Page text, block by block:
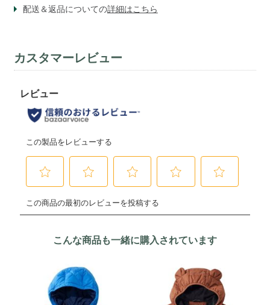
配送＆返品についての詳細はこちら
カスタマーレビュー
こんな商品も一緒に購入されています